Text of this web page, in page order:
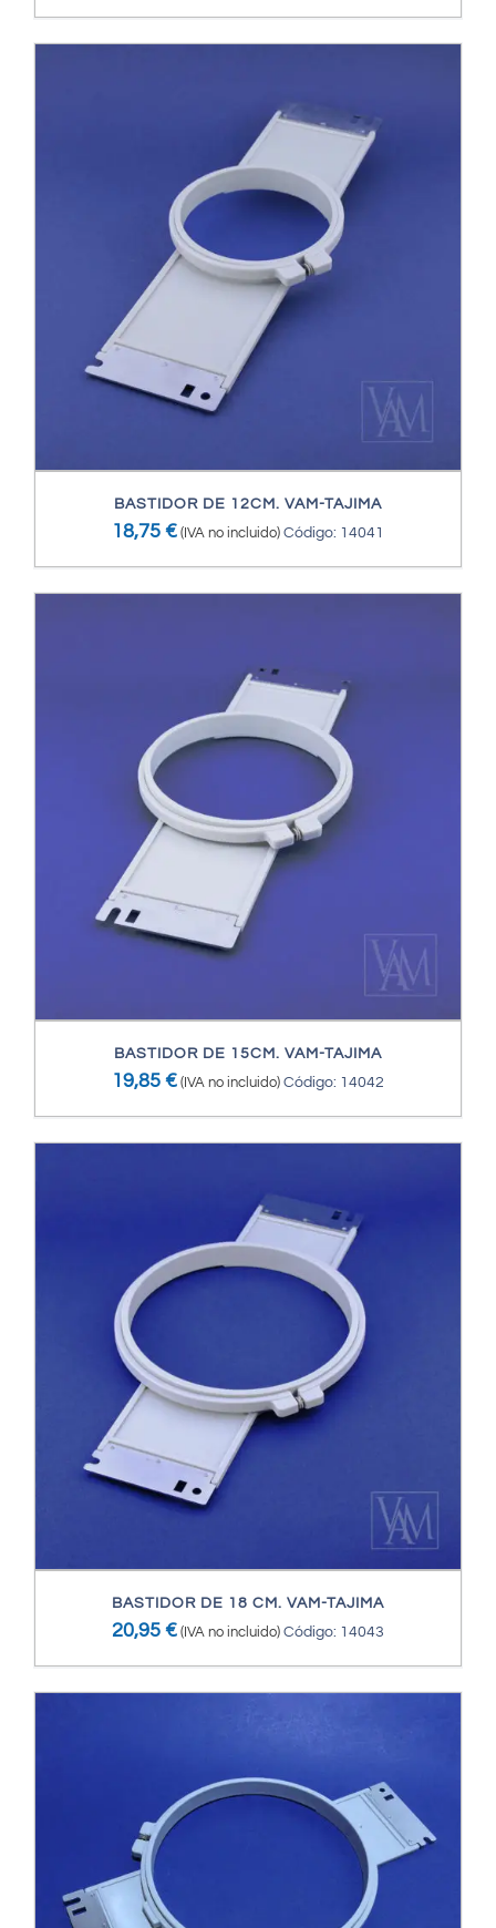
BASTIDOR DE 12CM. VAM-TAJIMA
18,75 € (IVA no incluido) Código: 14041
BASTIDOR DE 15CM. VAM-TAJIMA
19,85 € (IVA no incluido) Código: 14042
BASTIDOR DE 18 CM. VAM-TAJIMA
20,95 € (IVA no incluido) Código: 14043